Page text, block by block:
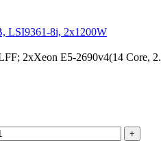
LSI9361-8i, 2x1200W
2xXeon E5-2690v4(14 Core,
+